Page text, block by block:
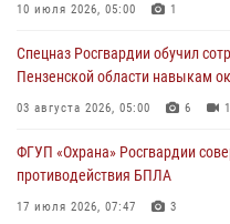
работы за первое полугодие
10 июля 2026, 05:00 1
Спецназ Росгвардии обучил
Пензенской области навыкам
03 августа 2026, 05:00 6 1
ФГУП «Охрана» Росгвардии
противодействия БПЛА
17 июля 2026, 07:47 3